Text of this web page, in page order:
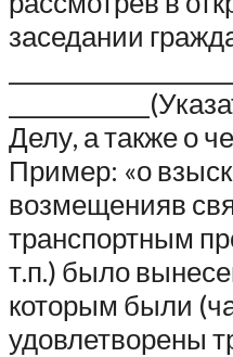
заседании
Делу, а также о
Пример: «о
возмещенияв
транспортным
т.п.) было
которым были
удовлетворены